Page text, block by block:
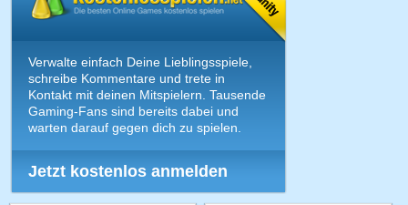
Verwalte einfach Deine Lieblingsspiele,
schreibe Kommentare und trete in
Kontakt mit deinen Mitspielern. Tausende
Gaming-Fans sind bereits dabei und
warten darauf gegen dich zu spielen.
Jetzt kostenlos anmelden